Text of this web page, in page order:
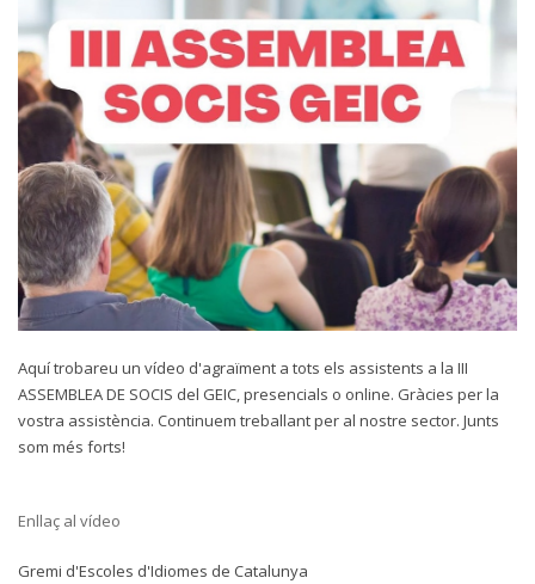
Aquí trobareu un vídeo d'agraïment a tots els assistents a la III
ASSEMBLEA DE SOCIS del GEIC, presencials o online. Gràcies per la
vostra assistència. Continuem treballant per al nostre sector. Junts
som més forts!
Enllaç al vídeo
Gremi d'Escoles d'Idiomes de Catalunya